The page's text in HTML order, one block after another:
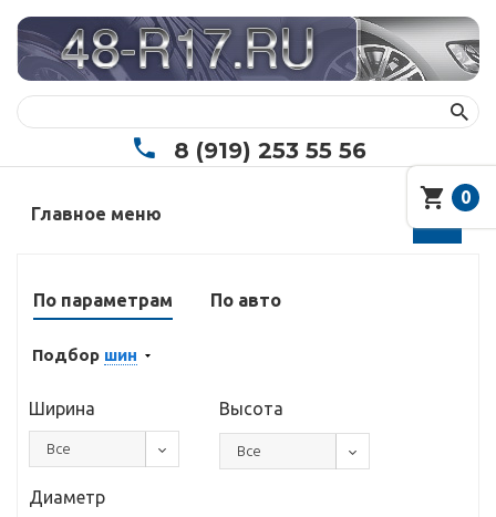
8 (919) 253 55 56
Главное меню
По параметрам По авто
Подбор шин
Ширина
Все
Высота
Все
Диаметр
0